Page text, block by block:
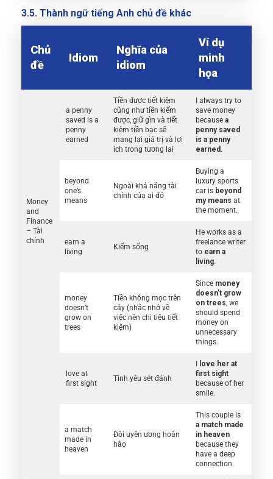
3.5. Thành ngữ tiếng Anh chủ đề khác
Chủ
đề
Idiom
Nghĩa của
idiom
Ví dụ
minh
họa
Money
and
Finance
– Tài
chính
a penny
saved is a
penny
earned
Tiền được tiết kiệm
cũng như tiền kiếm
được, giữ gìn và tiết
kiệm tiền bạc sẽ
mang lại giá trị và lợi
ích trong tương lai
I always try to
save money
because a
penny saved
is a penny
earned .
beyond
one’s
means
Ngoài khả năng tài
chính của ai đó
Buying a
luxury sports
car is beyond
my means at
the moment.
earn a
living
Kiếm sống
He works as a
freelance writer
to earn a
living.
money
doesn’t
grow on
trees
Tiền không mọc trên
cây (nhắc nhở về
việc nên chi tiêu tiết
kiệm)
Since money
doesn’t grow
on trees , we
should spend
money on
unnecessary
things.
love at
first sight
Tình yêu sét đánh
I love her at
first sight
because of her
smile.
a match
made in
heaven
Đôi uyên ương hoàn
hảo
This couple is
a match made
in heaven
because they
have a deep
connection.